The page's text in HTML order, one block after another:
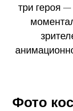
три героя —
Фото